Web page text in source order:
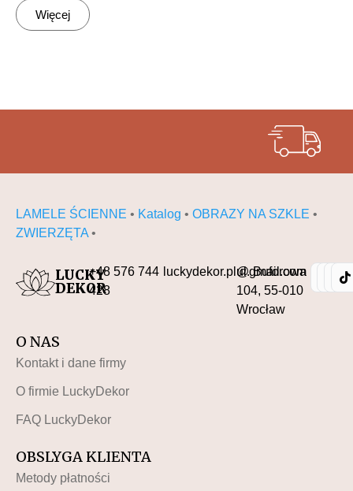
Więcej
LAMELE ŚCIENNE • Katalog • OBRAZY NA SZKLE •
ZWIERZĘTA •
LUCKY
DEKOR
+48 576 744
428
luckydekor.pl@gmail.com
ul. Buforowa
104, 55-010
Wrocław
O NAS
Kontakt i dane firmy
O firmie LuckyDekor
FAQ LuckyDekor
OBSLYGA KLIENTA
Metody płatności